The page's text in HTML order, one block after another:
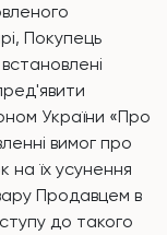
Покупець
України «Про
вимог про
на їх усунення
Продавцем в
до такого